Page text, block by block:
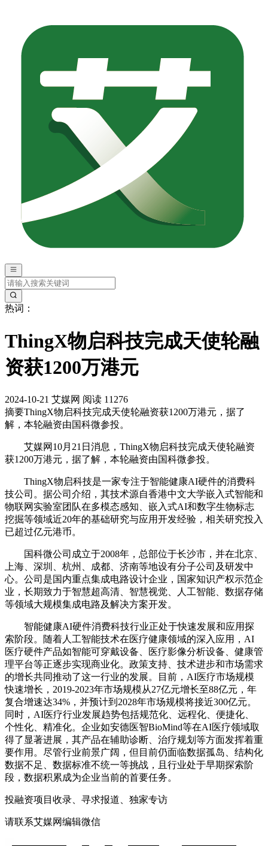
热词：
ThingX物启科技完成天使轮融
资获1200万港元
2024-10-21 艾媒网 阅读 11276
摘要ThingX物启科技完成天使轮融资获1200万港元，据了
解，本轮融资由国科微参投。
艾媒网10月21日消息，ThingX物启科技完成天使轮融资
获1200万港元，据了解，本轮融资由国科微参投。
ThingX物启科技是一家专注于智能健康AI硬件的消费科
技公司。据公司介绍，其技术源自香港中文大学嵌入式智能和
物联网实验室团队在多模态感知、嵌入式AI和数字生物标志
挖掘等领域近20年的基础研究与应用开发经验，相关研究投入
已超过亿元港币。
‌国科微公司成立于2008年，总部位于长沙市，并在北京、
上海、深圳、杭州、成都、济南等地设有分子公司及研发中
心。‌公司是国内重点集成电路设计企业，国家知识产权示范企
业，长期致力于智慧超高清、智慧视觉、人工智能、数据存储
等领域大规模集成电路及解决方案开发‌。
智能健康AI硬件消费科技行业正处于快速发展和应用探
索阶段。随着人工智能技术在医疗健康领域的深入应用，AI
医疗硬件产品如智能可穿戴设备、医疗影像分析设备、健康管
理平台等正逐步实现商业化。政策支持、技术进步和市场需求
的增长共同推动了这一行业的发展。目前，AI医疗市场规模
快速增长，2019-2023年市场规模从27亿元增长至88亿元，年
复合增速达34%，并预计到2028年市场规模将接近300亿元。
同时，AI医疗行业发展趋势包括规范化、远程化、便捷化、
个性化、精准化。企业如安德医智BioMind等在AI医疗领域取
得了显著进展，其产品在辅助诊断、治疗规划等方面发挥着重
要作用。尽管行业前景广阔，但目前仍面临数据孤岛、结构化
数据不足、数据标准不统一等挑战，且行业处于早期探索阶
段，数据积累成为企业当前的首要任务。
投融资项目收录、寻求报道、独家专访
请联系艾媒网编辑微信